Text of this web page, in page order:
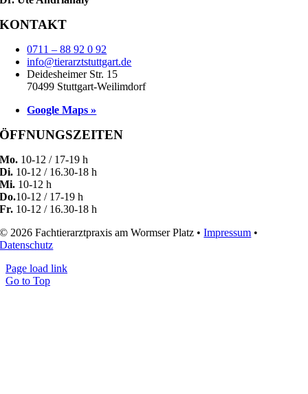
KONTAKT
0711 – 88 92 0 92
info@tierarztstuttgart.de
Deidesheimer Str. 15
70499 Stuttgart-Weilimdorf
Google Maps »
ÖFFNUNGSZEITEN
Mo. 10-12 / 17-19 h
Di. 10-12 / 16.30-18 h
Mi. 10-12 h
Do.10-12 / 17-19 h
Fr. 10-12 / 16.30-18 h
© 2026 Fachtierarztpraxis am Wormser Platz •Impressum •
Datenschutz
Page load link
Go to Top